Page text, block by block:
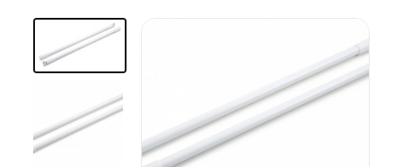
Мебельные образцы, каталоги